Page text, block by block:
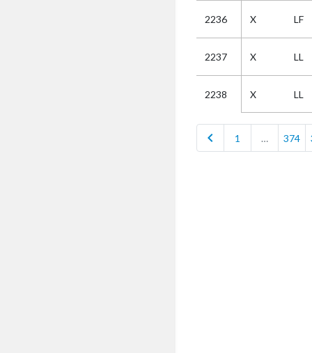
2236 X LF
2237 X LL
2238 X LL
chevron_left 1 … 374